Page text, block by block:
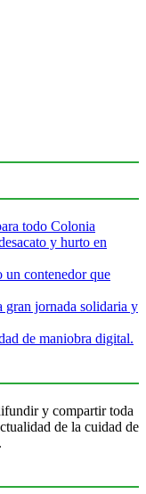
todo Colonia
y hurto en
un contenedor que
jornada solidaria y
de maniobra digital.
y compartir toda
de la cuidad de